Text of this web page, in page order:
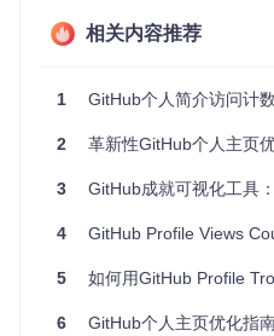
用的工具。它不仅装饰你的个
社区、经常分享技术和心得的
易用性：只需几步配置，即
浏览计数。
高度可定制：支持多种颜色
相关内容推荐
1 GitHub个人简介访问计
2 革新性GitHub个人主页优化工具：
3 GitHub成就可视化工具：
4 GitHub Profile Views Counter项
5 如何用GitHub Profile Trophy打造个性化技术
6 GitHub个人主页优化指南：如何